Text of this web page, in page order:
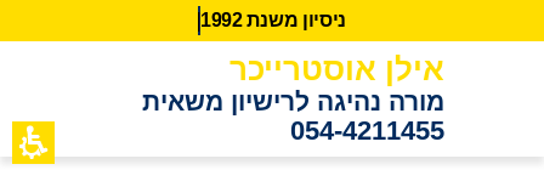
ניסיון משנת 2
9
9
1
אילן אוסטרייכר
מורה נהיגה לרישיון משאית
054-4211455